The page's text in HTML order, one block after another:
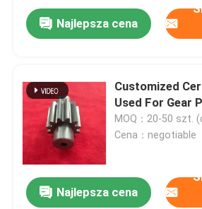
Zaawansowana ceramika
Kulka z węglika krzemu
Kulka ceramiczna z cyrkonu
Łożyska kulkowe z węglika krzemu
Najlepsza cena
Customized
Used For Gear
MOQ：20-50 szt.
Cena：negotiable
Najlepsza cena